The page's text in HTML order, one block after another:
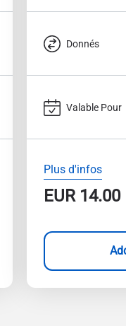
Donnés
Valable Pour
Plus d'infos
EUR14.00